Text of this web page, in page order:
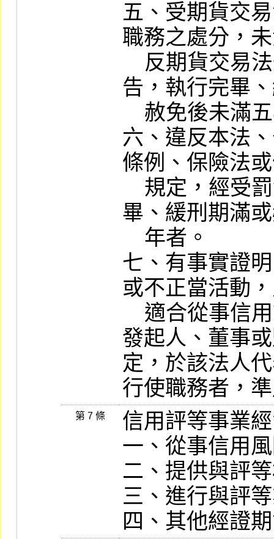
五、受期貨交
職務之處分，
告，執行完畢
六、違反本法
條例、保險法
畢、緩刑期滿
七、有事實證
或不正當活動
發起人、董事
定，於該法人
第 7 條
信用評等事業
一、從事信用
二、提供與評
三、進行與評